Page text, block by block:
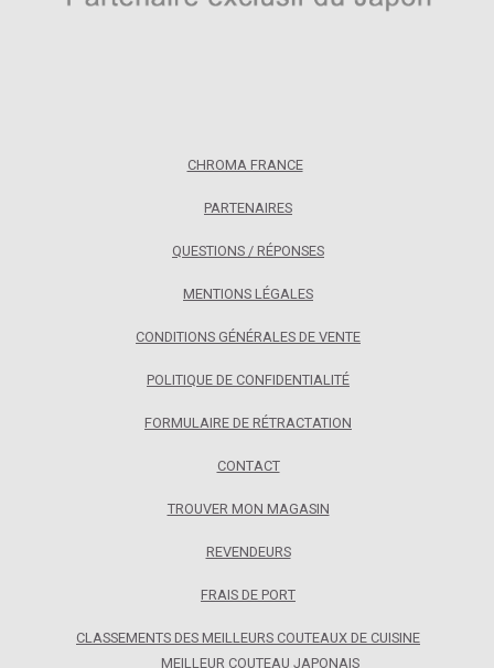
CHROMA FRANCE
PARTENAIRES
QUESTIONS / RÉPONSES
MENTIONS LÉGALES
CONDITIONS GÉNÉRALES DE VENTE
POLITIQUE DE CONFIDENTIALITÉ
FORMULAIRE DE RÉTRACTATION
CONTACT
TROUVER MON MAGASIN
REVENDEURS
FRAIS DE PORT
CLASSEMENTS DES MEILLEURS COUTEAUX DE CUISINE
MEILLEUR COUTEAU JAPONAIS